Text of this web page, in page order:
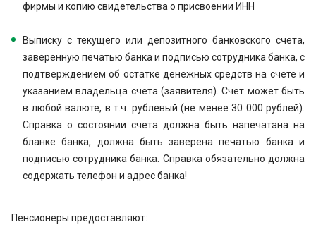
фирмы и копию свидетельства о присвоении ИНН
Выписку с текущего или депозитного банковского счета,
заверенную печатью банка и подписью сотрудника банка, с
подтверждением об остатке денежных средств на счете и
указанием владельца счета (заявителя). Счет может быть
в любой валюте, в т.ч. рублевый (не менее 30 000 рублей).
Справка о состоянии счета должна быть напечатана на
бланке банка, должна быть заверена печатью банка и
подписью сотрудника банка. Справка обязательно должна
содержать телефон и адрес банка!
Пенсионеры предоставляют: